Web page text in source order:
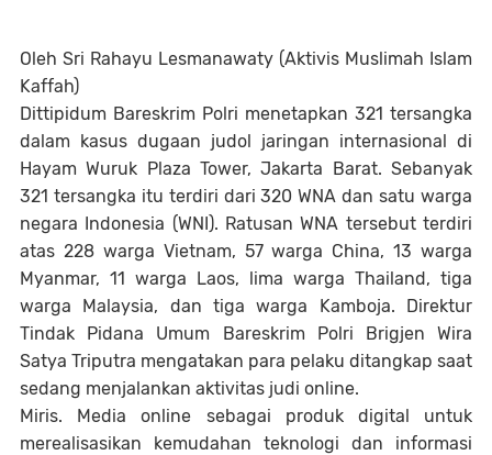
Oleh Sri Rahayu Lesmanawaty (Aktivis Muslimah Islam
Kaffah)
Dittipidum Bareskrim Polri menetapkan 321 tersangka
dalam kasus dugaan judol jaringan internasional di
Hayam Wuruk Plaza Tower, Jakarta Barat. Sebanyak
321 tersangka itu terdiri dari 320 WNA dan satu warga
negara Indonesia (WNI). Ratusan WNA tersebut terdiri
atas 228 warga Vietnam, 57 warga China, 13 warga
Myanmar, 11 warga Laos, lima warga Thailand, tiga
warga Malaysia, dan tiga warga Kamboja. Direktur
Tindak Pidana Umum Bareskrim Polri Brigjen Wira
Satya Triputra mengatakan para pelaku ditangkap saat
sedang menjalankan aktivitas judi online.
Miris. Media online sebagai produk digital untuk
merealisasikan kemudahan teknologi dan informasi